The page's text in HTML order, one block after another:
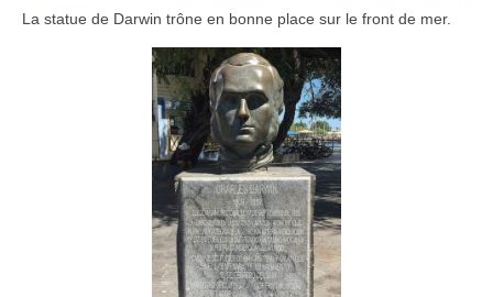
La statue de Darwin trône en bonne place sur le front de mer.